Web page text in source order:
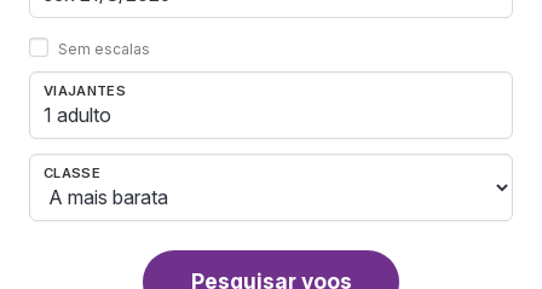
Sem escalas
VIAJANTES
1 adulto
CLASSE
Pesquisar voos